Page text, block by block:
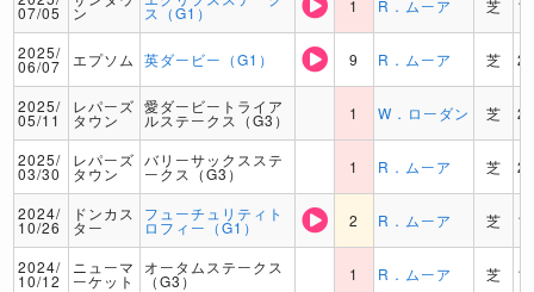
07/05 ン ス（G1） 1 R．ムーア 芝
2025/
06/07 エプソム 英ダービー（G1） 9 R．ムーア 芝
2025/
05/11
レパーズ
タウン
愛ダービートライア
ルステークス（G3） 1 W．ローダン 芝
2025/
03/30
レパーズ
タウン
バリーサックスステ
ークス（G3） 1 R．ムーア 芝
2024/
10/26
ドンカス
ター
フューチュリティト
ロフィー（G1） 2 R．ムーア 芝
2024/
10/12
ニューマ
ーケット
オータムステークス
（G3） 1 R．ムーア 芝